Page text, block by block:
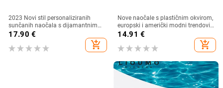
2023 Novi stil personaliziranih
sunčanih naočala s dijamantnim
umetkom, moderne i četvrtaste
naočale s dijamantnim rezom, hip
hop sunčane naočale u uličnom
17.90 €
add_shopping_cart
Nove naočale s plastičnim okvirom,
europski i američki modni trendovi
s velikim okvirom, sunčane naočale
14.91 €
add_shopping_cart